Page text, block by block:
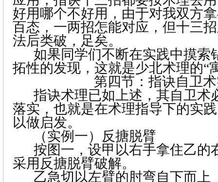
好用哪个不好用，由于对我双方
百态，一两招怎能对应，但十三
法后类破，足矣。
如果同学们不断在实践中摸索
拓性的发现，这就是少北术理的“
第四节：指诀自卫
指诀术理已如上述，其自卫术
落实，也就是在术理指导下的实
以做启发。
（实例一）反搪脱臂
按图一，设甲以右手拿住乙的
采用反搪脱臂破解。
乙急切以左臂的肘弯自下而上